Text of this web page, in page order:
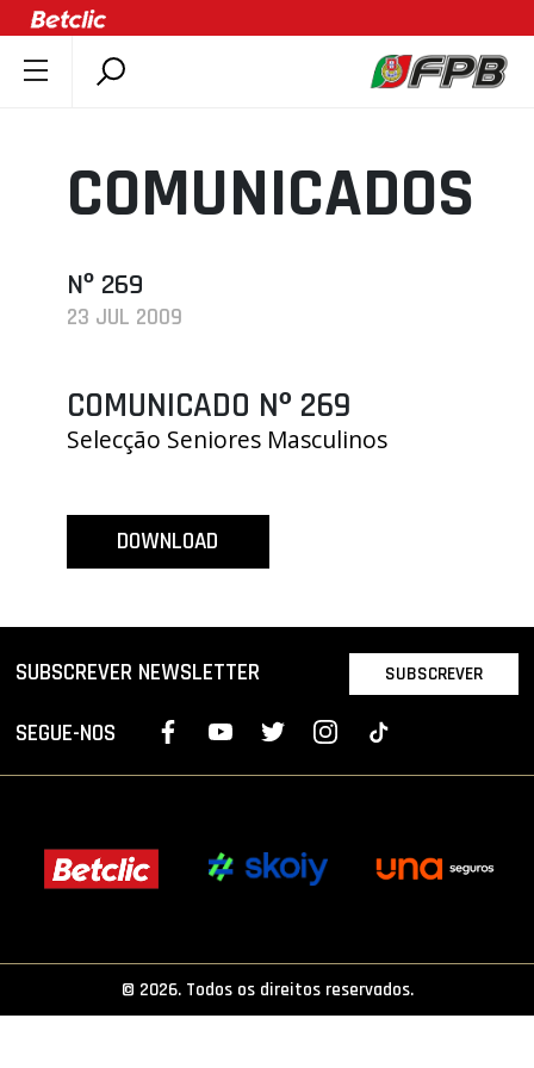
DOCUMENTOS
ÚLTIMAS
ASSOCIAÇÕES
CLUBES
AGENDA
SELEÇÕES
ÁREA TÉCNICA
PROJETOS
LIGA BETCLIC FEMININA
COMUNICADOS
Nº 269
23 JUL 2009
COMUNICADO Nº 269
Selecção Seniores Masculinos
DOWNLOAD
SUBSCREVER NEWSLETTER SUBSCREVER
SEGUE-NOS
© 2026. Todos os direitos reservados.